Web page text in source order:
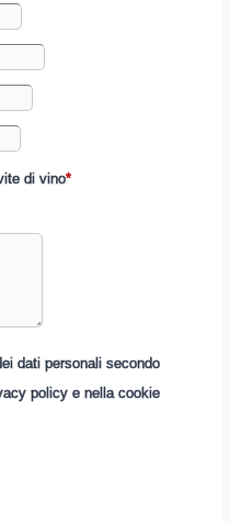
di vino*
dati personali secondo
policy e nella cookie